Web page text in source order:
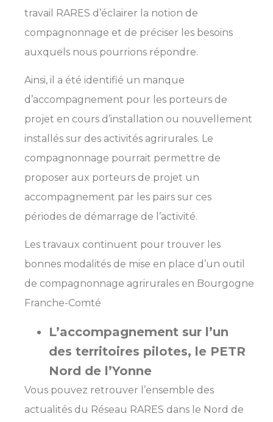
travail RARES d’éclairer la notion de
compagnonnage et de préciser les besoins
auxquels nous pourrions répondre.
Ainsi, il a été identifié un manque
d’accompagnement pour les porteurs de
projet en cours d’installation ou nouvellement
installés sur des activités agrirurales. Le
compagnonnage pourrait permettre de
proposer aux porteurs de projet un
accompagnement par les pairs sur ces
périodes de démarrage de l’activité.
Les travaux continuent pour trouver les
bonnes modalités de mise en place d’un outil
de compagnonnage agrirurales en Bourgogne
Franche-Comté
L’accompagnement sur l’un
des territoires pilotes, le PETR
Nord de l’Yonne
Vous pouvez retrouver l’ensemble des
actualités du Réseau RARES dans le Nord de